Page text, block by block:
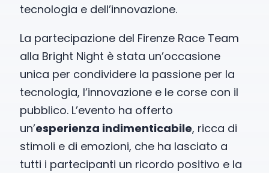
tecnologia e dell’innovazione.
La partecipazione del Firenze Race Team
alla Bright Night è stata un’occasione
unica per condividere la passione per la
tecnologia, l’innovazione e le corse con il
pubblico. L’evento ha offerto
un’esperienza indimenticabile, ricca di
stimoli e di emozioni, che ha lasciato a
tutti i partecipanti un ricordo positivo e la